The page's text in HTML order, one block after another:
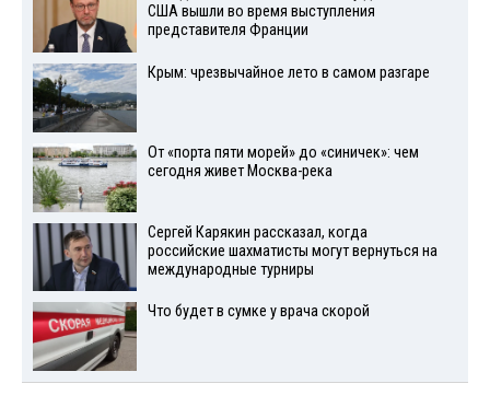
США вышли во время выступления
представителя Франции
Крым: чрезвычайное лето в самом разгаре
От «порта пяти морей» до «синичек»: чем
сегодня живет Москва-река
Сергей Карякин рассказал, когда
российские шахматисты могут вернуться на
международные турниры
Что будет в сумке у врача скорой